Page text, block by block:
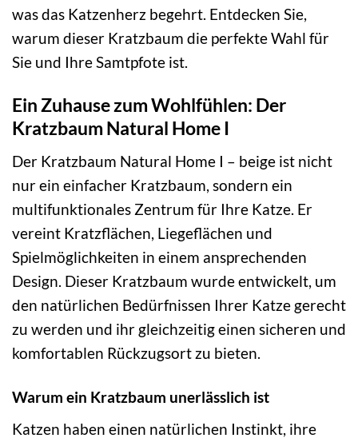
was das Katzenherz begehrt. Entdecken Sie,
warum dieser Kratzbaum die perfekte Wahl für
Sie und Ihre Samtpfote ist.
Ein Zuhause zum Wohlfühlen: Der
Kratzbaum Natural Home I
Der Kratzbaum Natural Home I – beige ist nicht
nur ein einfacher Kratzbaum, sondern ein
multifunktionales Zentrum für Ihre Katze. Er
vereint Kratzflächen, Liegeflächen und
Spielmöglichkeiten in einem ansprechenden
Design. Dieser Kratzbaum wurde entwickelt, um
den natürlichen Bedürfnissen Ihrer Katze gerecht
zu werden und ihr gleichzeitig einen sicheren und
komfortablen Rückzugsort zu bieten.
Warum ein Kratzbaum unerlässlich ist
Katzen haben einen natürlichen Instinkt, ihre